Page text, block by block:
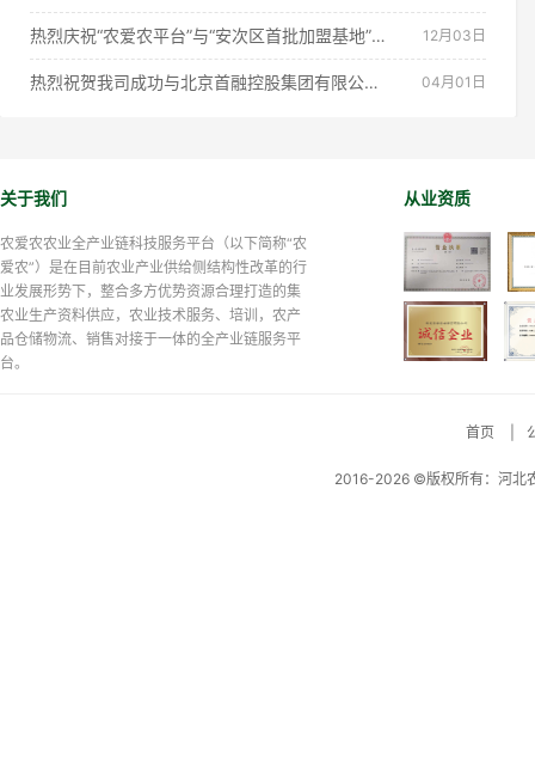
热烈庆祝“农爱农平台”与“安次区首批加盟基地”正式合作拉开帷幕！ 12月03日
热烈祝贺我司成功与北京首融控股集团有限公司达成合作 04月01日
关于我们
农爱农农业全产业链科技服务平台（以下简称“农
爱农”）是在目前农业产业供给侧结构性改革的行
业发展形势下，整合多方优势资源合理打造的集
农业生产资料供应，农业技术服务、培训，农产
品仓储物流、销售对接于一体的全产业链服务平
台。
从业资质
首页
2016-2026 ©版权所有：河北